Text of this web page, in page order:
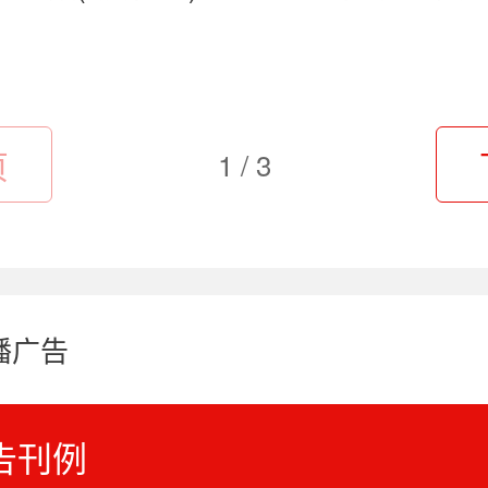
1 / 3
广告
刊例